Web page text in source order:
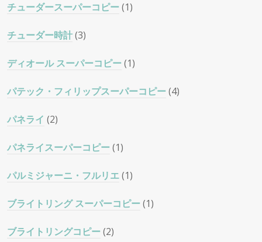
チューダースーパーコピー(1)
チューダー時計(3)
ディオール スーパーコピー(1)
パテック・フィリップスーパーコピー(4)
パネライ (2)
パネライスーパーコピー(1)
パルミジャーニ・フルリエ(1)
ブライトリング スーパーコピー(1)
ブライトリングコピー(2)